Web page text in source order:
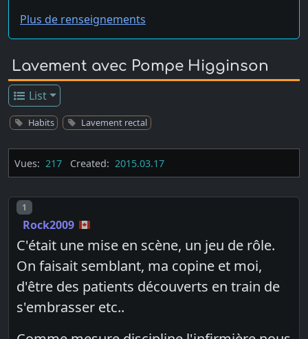
Plus de renseignements
Lavement avec Pompe Higginson
List
Habits Lavement rectal
Vues: 217 Created: 2015.03.17
Post number
1
Rock2009
C'était une mise en scène, un jeu de rôle.
On faisait semblant, ma copine et moi,
d'être des patients découverts en train de
s'embrasser etc..